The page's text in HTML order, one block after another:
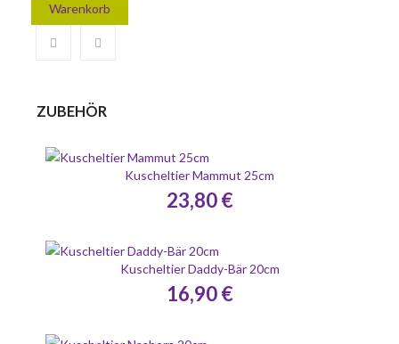
Warenkorb
ZUBEHÖR
Kuscheltier Mammut 25cm
23,80 €
Kuscheltier Daddy-Bär 20cm
16,90 €